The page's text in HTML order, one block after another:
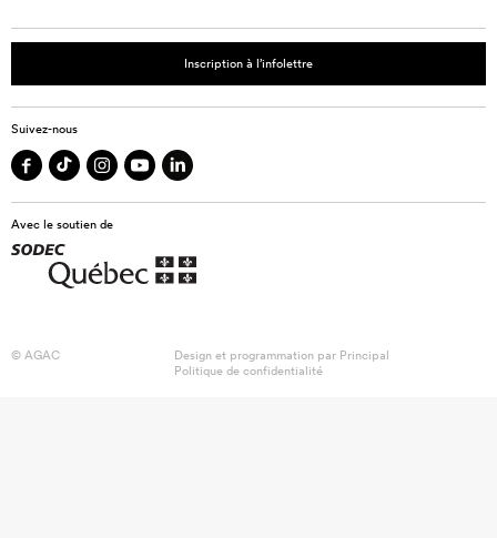
Inscription à l’infolettre
Suivez-nous
Avec le soutien de
© AGAC Design et programmation par Principal
Politique de confidentialité